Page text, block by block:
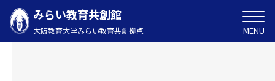
みらい教育共創館
大阪教育大学みらい教育共創拠点 MENU